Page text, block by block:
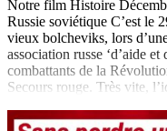
Notre film Histoire
Russie soviétique C’est le
vieux bolcheviks, lors
association russe ‘d’aide
combattants de la
Secours rouge. Très vite,